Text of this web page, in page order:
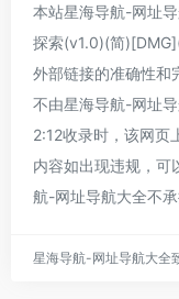
本站星海导航-网址
探索(v1.0)(简
外部链接的准确性和
不由星海导航-网址
2:12收录时，该网页
内容如出现违规，可
航-网址导航大全不承
星海导航-网址导航大全